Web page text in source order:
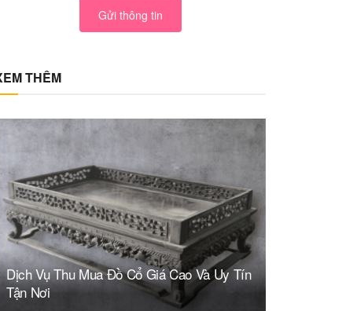
Gửi thông tin
THÊM
Dịch Vụ Thu Mua Đồ Cổ Giá Cao Và Uy Tín
Tận Nơi